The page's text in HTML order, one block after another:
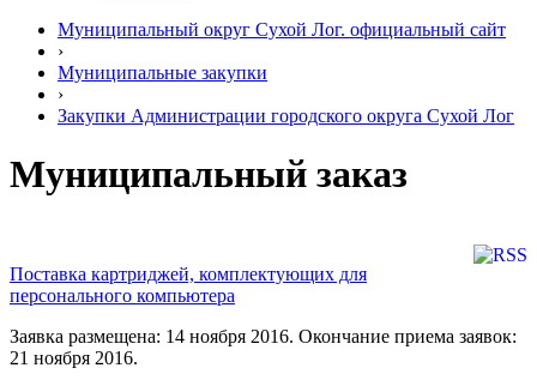
Муниципальный округ Сухой Лог. официальный сайт
›
Муниципальные закупки
›
Закупки Администрации городского округа Сухой Лог
Муниципальный заказ
Поставка картриджей, комплектующих для
персонального компьютера
Заявка размещена: 14 ноября 2016. Окончание приема заявок:
21 ноября 2016.